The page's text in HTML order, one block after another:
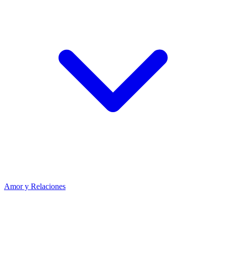
Amor y Relaciones